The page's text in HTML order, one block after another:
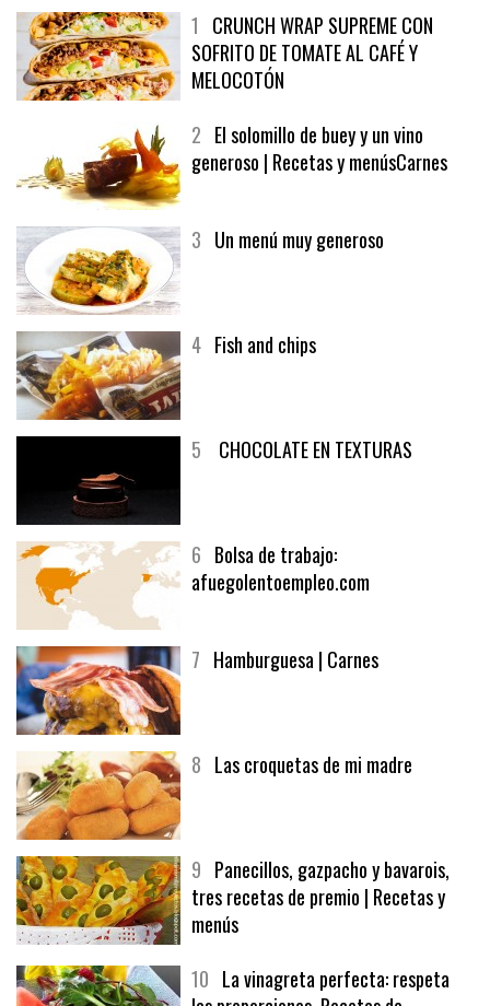
1CRUNCH WRAP SUPREME CON
SOFRITO DE TOMATE AL CAFÉ Y
MELOCOTÓN
2El solomillo de buey y un vino
6Bolsa de trabajo:
9Panecillos, gazpacho y bavarois,
tres recetas de premio | Recetas y
menús